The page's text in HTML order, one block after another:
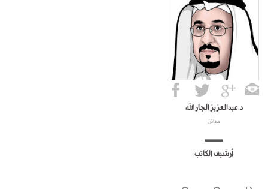
د.عبدالعزيز الجار الله
مدائن
أرشيف الكاتب